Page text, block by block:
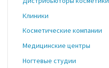
Клиники
Косметические компании
Медицинские центры
Ногтевые студии